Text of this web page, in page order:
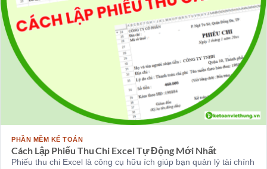
PHẦN MỀM KẾ TOÁN
Cách Lập Phiếu Thu Chi Excel Tự Động Mới Nhất
Phiếu thu chi Excel là công cụ hữu ích giúp bạn quản lý tài chính